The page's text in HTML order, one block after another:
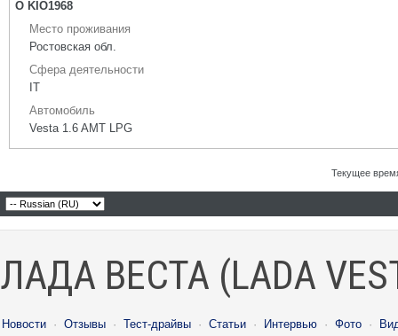
О KIO1968
Место проживания
Ростовская обл.
Сфера деятельности
IT
Автомобиль
Vesta 1.6 AMT LPG
Текущее
ЛАДА ВЕСТА (LADA
Новости · Отзывы · Тест-драйвы · Статьи · Интервью · Фото ·